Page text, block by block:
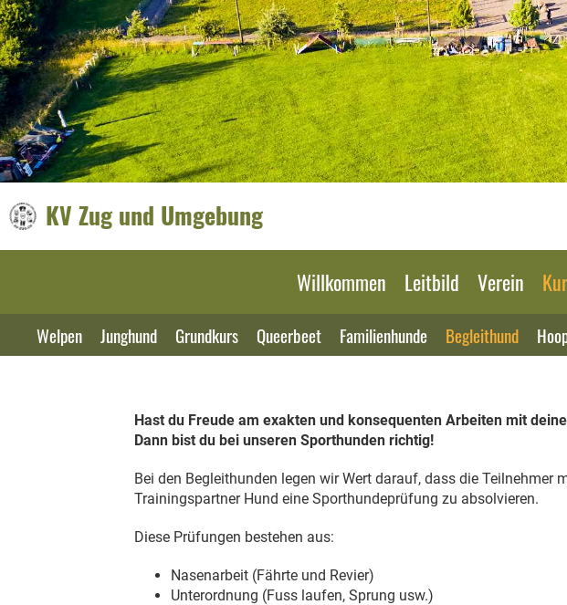
KV Zug und Umgebung
Willkommen Leitbild Verein
Welpen Junghund Grundkurs Queerbeet Familienhunde Begleithund
Hast du Freude am exakten und konsequenten Arbeiten mit
Dann bist du bei unseren Sporthunden richtig!
Bei den Begleithunden legen wir Wert darauf, dass die
Trainingspartner Hund eine Sporthundeprüfung zu absolvieren.
Diese Prüfungen bestehen aus:
Nasenarbeit (Fährte und Revier)
Unterordnung (Fuss laufen, Sprung usw.)